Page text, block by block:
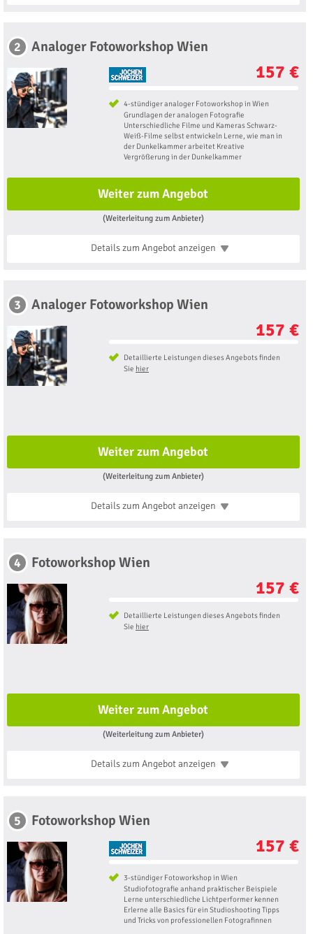
2 Analoger Fotoworkshop Wien
157 €
4-stündiger analoger Fotoworkshop in Wien
Grundlagen der analogen Fotografie
Unterschiedliche Filme und Kameras Schwarz-
Weiß-Filme selbst entwickeln Lerne, wie man in
der Dunkelkammer arbeitet Kreative
Vergrößerung in der Dunkelkammer
Weiter zum Angebot
(Weiterleitung zum Anbieter)
Details zum Angebotanzeigen
3 Analoger Fotoworkshop Wien
157 €
Detaillierte Leistungen dieses Angebots finden
Sie hier
Weiter zum Angebot
(Weiterleitung zum Anbieter)
Details zum Angebotanzeigen
4 Fotoworkshop Wien
157 €
Detaillierte Leistungen dieses Angebots finden
Sie hier
Weiter zum Angebot
(Weiterleitung zum Anbieter)
Details zum Angebotanzeigen
5 Fotoworkshop Wien
157 €
3-stündiger Fotoworkshop in Wien
Studiofotografie anhand praktischer Beispiele
Lerne unterschiedliche Lichtperformer kennen
Erlerne alle Basics für ein Studioshooting Tipps
und Tricks von professionellen Fotografinnen